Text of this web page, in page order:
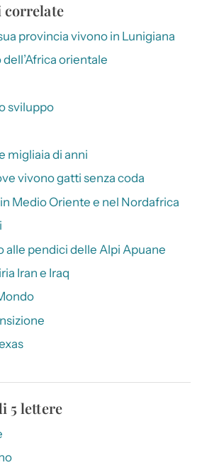
provincia vivono in Lunigiana
orientale
sviluppo
migliaia di anni
vivono gatti senza coda
Medio Oriente e nel Nordafrica
alle pendici delle Alpi Apuane
Iran e Iraq
5 lettere